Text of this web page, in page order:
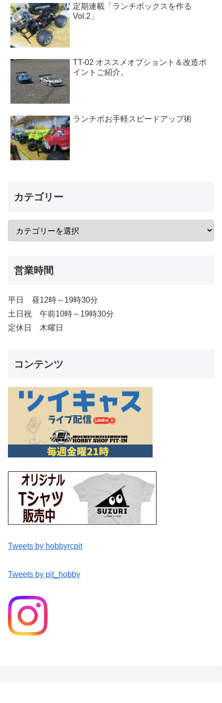
定期連載「ランチボックスを作る
Vol.2」
TT-02 オススメオプショント＆改造ポ
イントご紹介。
ランチボお手軽スピードアップ術
カテゴリー
営業時間
平日 昼12時～19時30分
土日祝 午前10時～19時30分
定休日 木曜日
コンテンツ
Tweets by hobbyrcpit
Tweets by pit_hobby